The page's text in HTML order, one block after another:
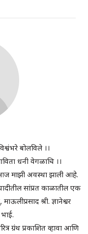
बोलविले ।।
धनी वेगळाचि ।।
माझी अवस्था झाली आहे.
सांप्रत काळातील एक
श्री. ज्ञानेश्वर
ग्रंथ प्रकाशित व्हावा आणि